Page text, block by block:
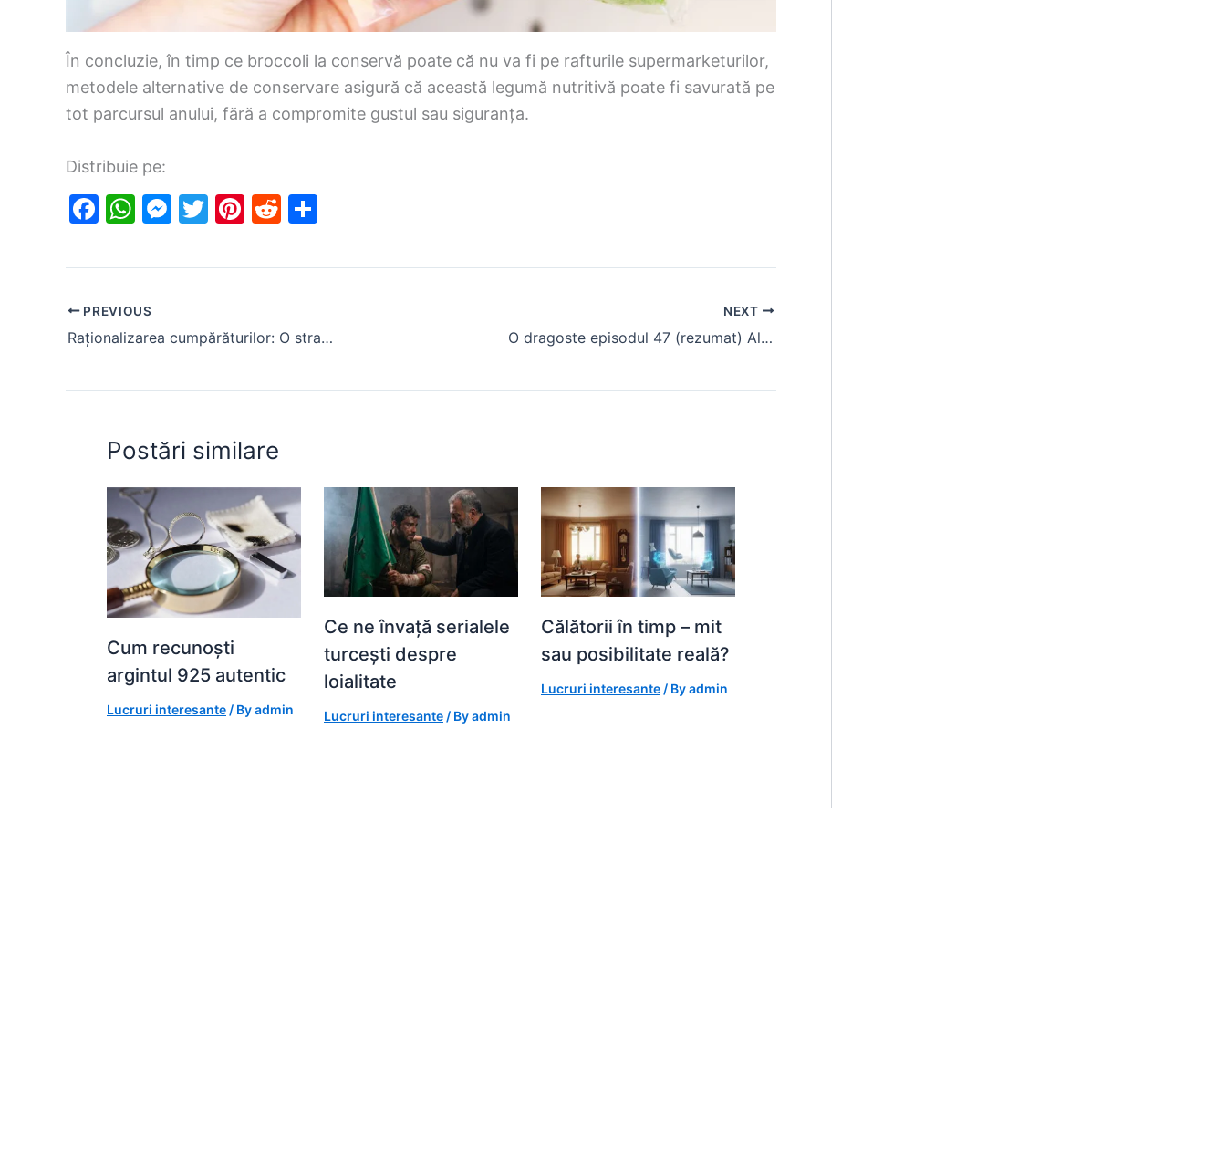
În concluzie, în timp ce broccoli la conservă poate că nu va fi pe rafturile supermarketurilor,
metodele alternative de conservare asigură că această legumă nutritivă poate fi savurată pe
tot parcursul anului, fără a compromite gustul sau siguranța.
Distribuie pe:
F
c
b
o
o
W
at
A
p
p
M
s
e
n
g
T
itt
Pi
er
st
R
d
t
ar
PREVIOUS
Raționalizarea cumpărăturilor: O strategie foto inteligentă
NEXT
O dragoste episodul 47 (rezumat) Alev pleacă în străinătate
Postări similare
Cum recunoști
argintul 925 autentic
Lucruri interesante / Byadmin
Ce ne învață serialele
turcești despre
loialitate
Lucruri interesante / Byadmin
Călătorii în timp – mit
sau posibilitate reală?
Lucruri interesante / Byadmin